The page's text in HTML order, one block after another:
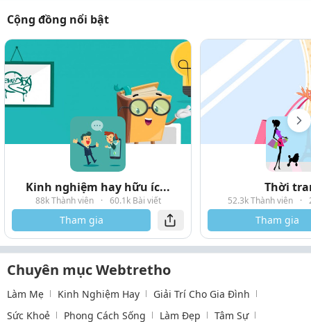
Cộng đồng nổi bật
Kinh nghiệm hay hữu íc...
88k Thành viên · 60.1k Bài viết
Tham gia
Thời
52.3k Thành viên ·
Tham gia
Chuyên mục Webtretho
Làm Mẹ Kinh Nghiệm Hay
Giải Trí Cho Gia Đình
Sức Khoẻ
Phong Cách Sống Làm Đẹp Tâm Sự